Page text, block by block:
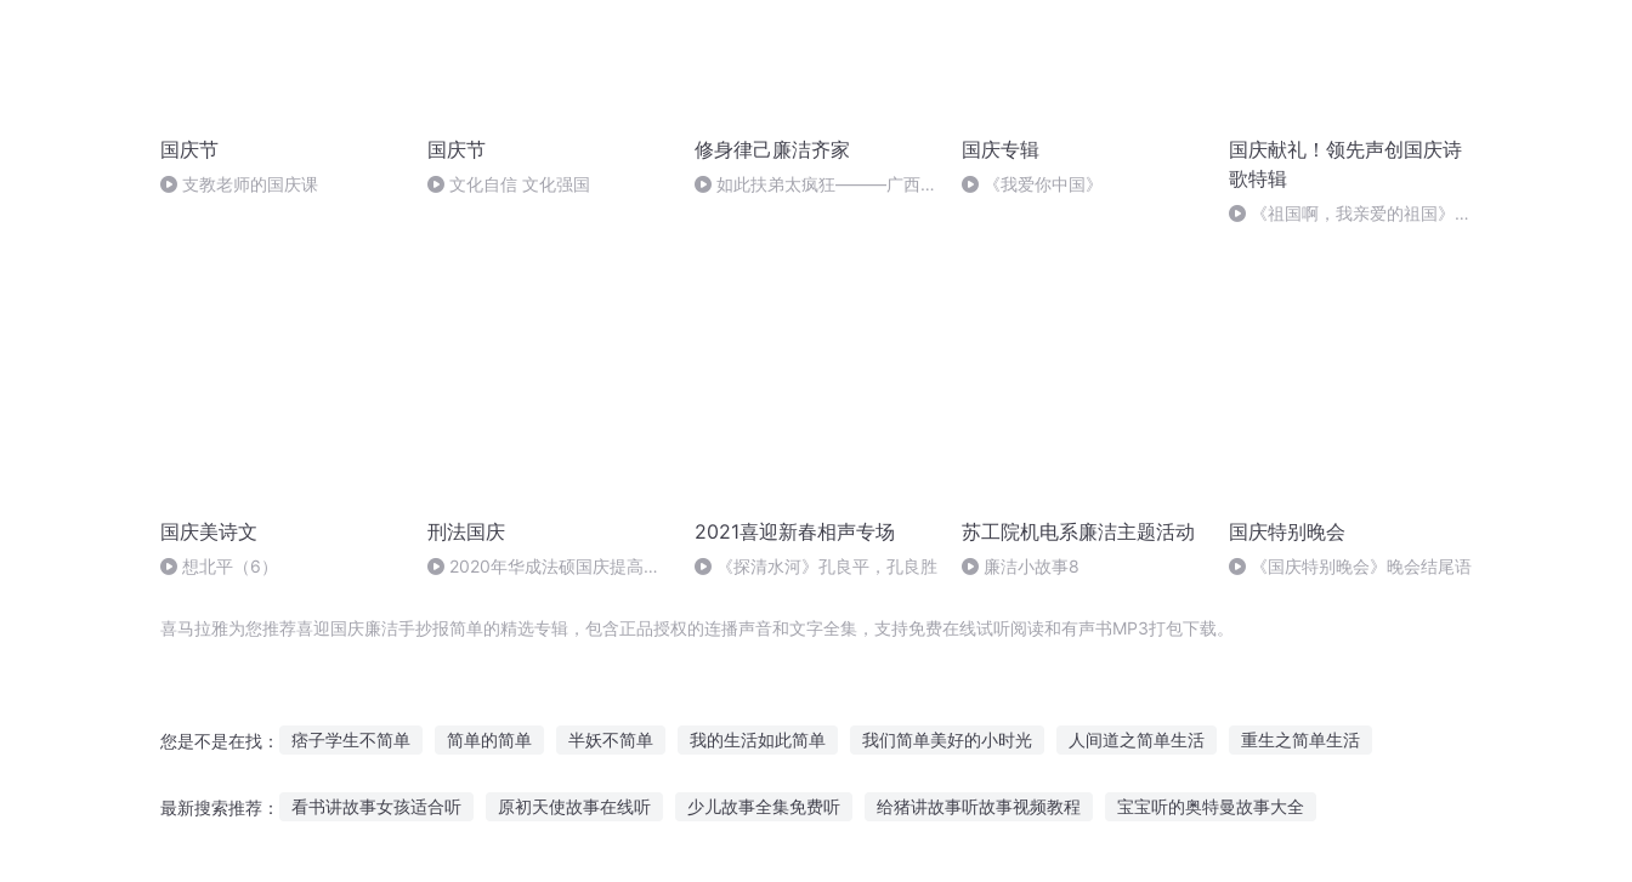
国庆节
支教老师的国庆课
国庆节
文化自信 文化强国
修身律己廉洁齐家
如此扶弟太疯狂———广西壮
国庆专辑
《我爱你中国》
国庆献礼！领先声创国庆诗
歌特辑
《祖国啊，我亲爱的祖国》温
国庆美诗文
想北平（6）
刑法国庆
2020年华成法硕国庆提高班
2021喜迎新春相声专场
《探清水河》孔良平，孔良胜
苏工院机电系廉洁主题活动
廉洁小故事8
国庆特别晚会
《国庆特别晚会》晚会结尾语
喜马拉雅为您推荐喜迎国庆廉洁手抄报简单的精选专辑，包含正品授权的连播声音和文字全集，支持免费在线试听阅读和有声书MP3打包下载。
您是不是在找： 痞子学生不简单 简单的简单 半妖不简单 我的生活如此简单 我们简单美好的小时光 人间道之简单生活 重生之简单生活
最新搜索推荐： 看书讲故事女孩适合听 原初天使故事在线听 少儿故事全集免费听 给猪讲故事听故事视频教程 宝宝听的奥特曼故事大全